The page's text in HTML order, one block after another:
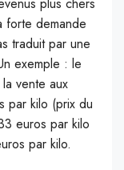
plus chers
forte demande
traduit par une
exemple : le
vente aux
par kilo (prix du
euros par kilo
par kilo.